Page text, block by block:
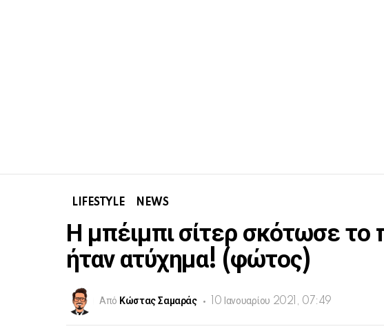
LIFESTYLE NEWS
Η μπέιμπι σίτερ σκότωσε το
ήταν ατύχημα! (φώτος)
Από Κώστας Σαμαράς 10 Ιανουαρίου 2021, 07:49